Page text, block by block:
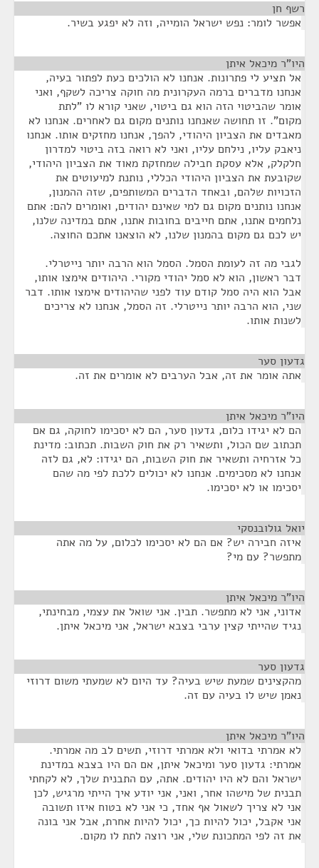
רשף חן
אפשר לומר: נפש ישראל הומייה, וזה לא יפגע בשיר.
היו"ר מיכאל איתן
אל תציע לי פתרונות. אנחנו לא הולכים כעת לפתור בעיה,
אנחנו מדברים ברמה העקרונית מה חוקה צריכה לשקף, ואני
אומר שהביטוי הזה הוא גם ביטוי, שאני קורא לו "לתת
מקום". זו תחושה שאנחנו נותנים מקום גם לאחרים. אנחנו לא
מאבדים את הצביון היהודי, להפך, אנחנו מחזקים אותו. אנחנו
ניאבק עליו, נילחם עליו, ואני לא רואה בזה ביטוי למדרון
חלקלק, אלא עסקת חבילה שמחזקת מאוד את הצביון היהודי,
שקובעת את הצביון היהודי הכללי, נותנת למיעוטים את
הזכויות שלהם, ובאחד הדברים המשותפים, שזה ההמנון,
אנחנו נותנים מקום גם למי שאינם יהודים, ואומרים להם: אתם
נלחמים אתנו, אתם חייבים בחובות אתנו, אתם במדינה שלנו,
יש לכם גם מקום בהמנון שלנו, לא הוצאנו אתכם החוצה.
לגבי מה זה לעומת הסמל. הסמל הוא הרבה יותר נייטרלי.
דבר ראשון, הוא לא סמל יהודי מקורי. היהודים אימצו אותו,
אבל הוא היה סמל קודם עוד לפני שהיהודים אימצו אותו. דבר
שני, הוא הרבה יותר נייטרלי. זה הסמל, אנחנו לא צריכים
לשנות אותו.
גדעון סער
אתה אומר את זה, אבל הערבים לא אומרים את זה.
היו"ר מיכאל איתן
הם לא יגידו כלום, גדעון סער, הם לא יסכימו לחוקה, גם אם
תכתוב שם הכול, ותשאיר רק את חוק השבות. תכתוב: מדינת
כל אזרחיה ותשאיר את חוק השבות, הם יגידו: לא, גם לזה
אנחנו לא מסכימים. אנחנו לא יכולים ללכת לפי מה שהם
יסכימו או לא יסכימו.
יואל גולובנסקי
איזה חבירה יש? אם הם לא יסכימו לכלום, על מה אתה
מתפשר? עם מי?
היו"ר מיכאל איתן
אדוני, אני לא מתפשר. תבין. אני שואל את עצמי, מבחינתי,
נגיד שהייתי קצין ערבי בצבא ישראל, אני מיכאל איתן.
גדעון סער
מהקצינים שמעת שיש בעיה? עד היום לא שמעתי משום דרוזי
נאמן שיש לו בעיה עם זה.
היו"ר מיכאל איתן
לא אמרתי בדואי ולא אמרתי דרוזי, תשים לב מה אמרתי.
אמרתי: גדעון סער ומיכאל איתן, אם הם היו בצבא במדינת
ישראל והם לא היו יהודים. אתה, עם התבנית שלך, לא לקחתי
תבנית של מישהו אחר, ואני, אני יודע איך הייתי מרגיש, לכן
אני לא צריך לשאול אף אחד, כי אני לא בטוח איזו תשובה
אני אקבל, יכול להיות כך, יכול להיות אחרת, אבל אני בונה
את זה לפי המתכונת שלי, אני רוצה לתת לו מקום.